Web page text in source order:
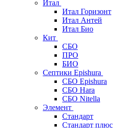
Итал
Итал Горизонт
Итал Антей
Итал Био
Кит
СБО
ПРО
БИО
Септики Epishura
СБО Epishura
СБО Hara
СБО Nitella
Элемент
Стандарт
Стандарт плюс